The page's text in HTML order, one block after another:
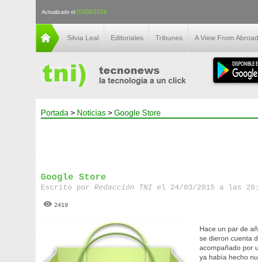
Actualizado el 03/08/2026
Silvia Leal Editoriales Tribunes A View From Abroad
Portada > Noticias > Google Store
Google Store
Escrito porRedacción TNI el 24/03/2015 a las
2419
Hace un par de
se dieron cuenta
acompañado por
ya había hecho